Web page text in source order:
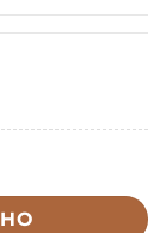
quantidade